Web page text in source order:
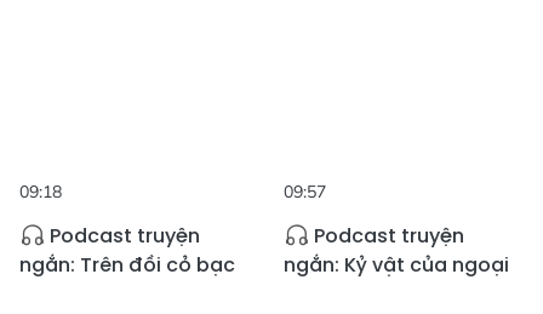
09:18
Podcast truyện
ngắn: Trên đồi cỏ bạc
09:57
Podcast truyện
ngắn: Kỷ vật của ngoại